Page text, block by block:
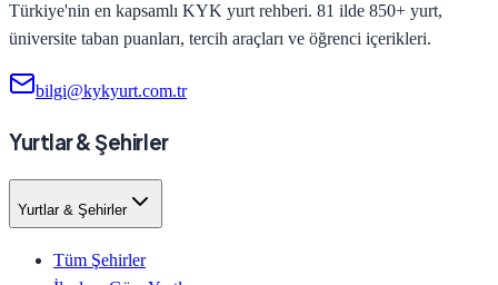
Türkiye'nin en kapsamlı KYK yurt rehberi. 81 ilde 850+ yurt,
üniversite taban puanları, tercih araçları ve öğrenci içerikleri.
bilgi@kykyurt.com.tr
Yurtlar & Şehirler
Yurtlar & Şehirler
Tüm Şehirler